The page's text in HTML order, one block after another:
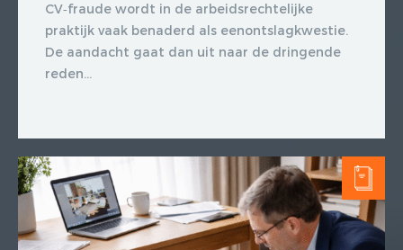
CV‑fraude wordt in de arbeidsrechtelijke
praktijk vaak benaderd als eenontslagkwestie.
De aandacht gaat dan uit naar de dringende
reden...